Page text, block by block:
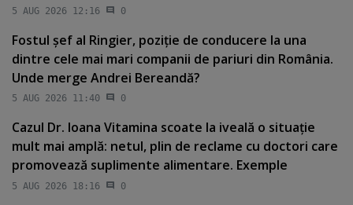
5 AUG 2026 12:16 0
Fostul şef al Ringier, poziţie de conducere la una
dintre cele mai mari companii de pariuri din România.
Unde merge Andrei Bereandă?
5 AUG 2026 11:40 0
Cazul Dr. Ioana Vitamina scoate la iveală o situaţie
mult mai amplă: netul, plin de reclame cu doctori care
promovează suplimente alimentare. Exemple
5 AUG 2026 18:16 0